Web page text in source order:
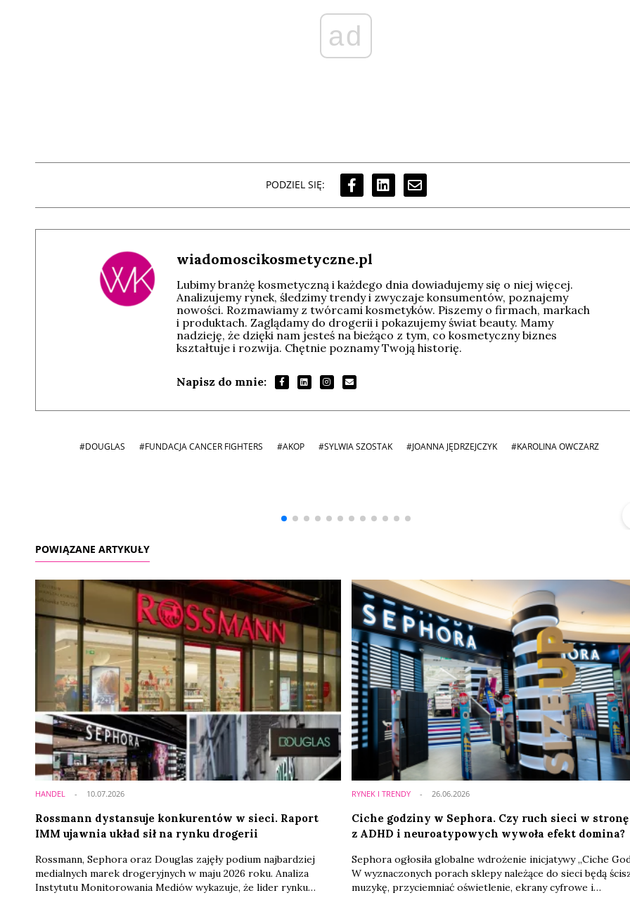
ad
PODZIEL SIĘ:
wiadomoscikosmetyczne.pl
Lubimy branżę kosmetyczną i każdego dnia dowiadujemy się o niej więcej.
Analizujemy rynek, śledzimy trendy i zwyczaje konsumentów, poznajemy
nowości. Rozmawiamy z twórcami kosmetyków. Piszemy o firmach, markach
i produktach. Zaglądamy do drogerii i pokazujemy świat beauty. Mamy
nadzieję, że dzięki nam jesteś na bieżąco z tym, co kosmetyczny biznes
kształtuje i rozwija. Chętnie poznamy Twoją historię.
Napisz do mnie:
#DOUGLAS #FUNDACJA CANCER FIGHTERS #AKOP #SYLWIA SZOSTAK #JOANNA JĘDRZEJCZYK #KAROLINA OWCZARZ
POWIĄZANE ARTYKUŁY
HANDEL
Rossmann dystansuje konkurentów w sieci. Raport
IMM ujawnia układ sił na rynku drogerii
Rossmann, Sephora oraz Douglas zajęły podium najbardziej
medialnych marek drogeryjnych w maju 2026 roku. Analiza
Instytutu Monitorowania Mediów wykazuje, że lider rynku
10.07.2026 RYNEK I TRENDY
Ciche godziny w Sephora. Czy ruch sieci w stronę
z ADHD i neuroatypowych wywoła efekt domina?
Sephora ogłosiła globalne wdrożenie inicjatywy „Ciche
W wyznaczonych porach sklepy należące do sieci będą
muzykę, przyciemniać oświetlenie, ekrany cyfrowe i
26.06.2026